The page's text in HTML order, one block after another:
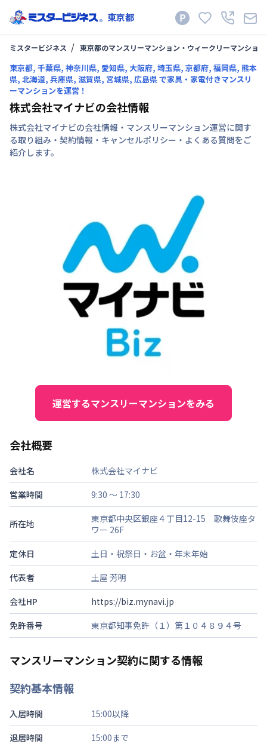
東京都
ミスタービジネス 東京都のマンスリーマンション・ウィークリーマンション
東京都, 千葉県, 神奈川県, 愛知県, 大阪府, 埼玉県, 京都府, 福岡県, 熊本
県, 北海道, 兵庫県, 滋賀県, 宮城県, 広島県 で家具・家電付きマンスリ
ーマンションを運営！
株式会社マイナビの会社情報
株式会社マイナビの会社情報・マンスリーマンション運営に関す
る取り組み・契約情報・キャンセルポリシー・よくある質問をご
紹介します。
運営するマンスリーマンションをみる
会社概要
会社名
株式会社マイナビ
営業時間
9:30 ～ 17:30
所在地
東京都中央区銀座４丁目12-15 歌舞伎座タ
ワー 26F
定休日
土日・祝祭日・お盆・年末年始
代表者
土屋 芳明
会社HP
https://biz.mynavi.jp
免許番号
東京都知事免許（１）第１０４８９４号
マンスリーマンション契約に関する情報
契約基本情報
入居時間
15:00以降
退居時間
15:00まで